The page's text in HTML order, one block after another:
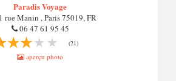
Paradis Voyage
rue Manin , Paris 75019, FR
06 47 61 95 45
(21)
aperçu photo